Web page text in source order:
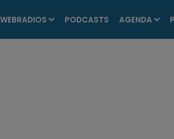
WEBRADIOS PODCASTS AGENDA